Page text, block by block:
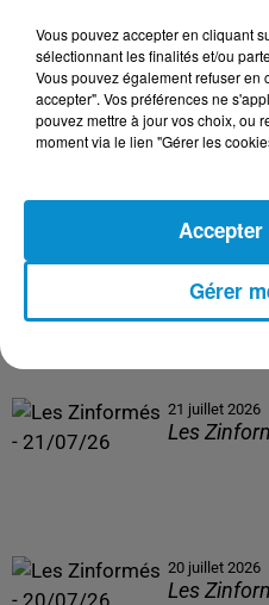
23 juillet 2026
Les
21 juillet 2026
Les
20 juillet 2026
Les
Vous pouvez accepter en cliquant
sélectionnant les finalités et/ou
Vous pouvez également refuser en
accepter". Vos préférences ne
pouvez mettre à jour vos choix, ou
moment via le lien "Gérer les
Gérer